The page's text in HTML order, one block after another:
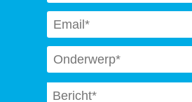
Email *
Subject *
Message *